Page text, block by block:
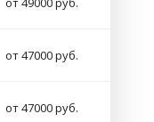
от 47000 руб.
от 47000 руб.